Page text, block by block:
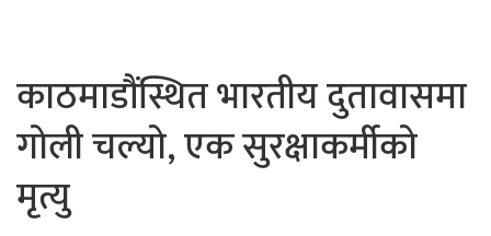
काठमाडौंस्थित भारतीय दुतावासमा
गोली चल्यो, एक सुरक्षाकर्मीको
मृत्यु